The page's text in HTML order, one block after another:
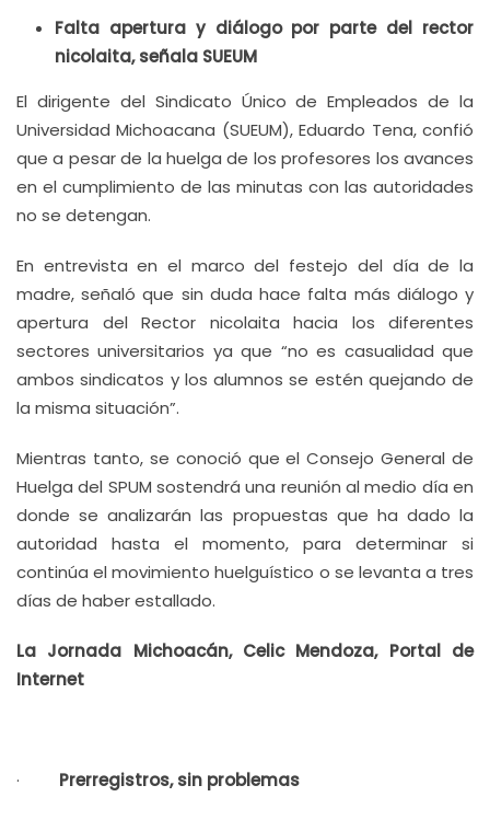
Falta apertura y diálogo por parte del rector
nicolaita, señala SUEUM
El dirigente del Sindicato Único de Empleados de la
Universidad Michoacana (SUEUM), Eduardo Tena, confió
que a pesar de la huelga de los profesores los avances
en el cumplimiento de las minutas con las autoridades
no se detengan.
En entrevista en el marco del festejo del día de la
madre, señaló que sin duda hace falta más diálogo y
apertura del Rector nicolaita hacia los diferentes
sectores universitarios ya que “no es casualidad que
ambos sindicatos y los alumnos se estén quejando de
la misma situación”.
Mientras tanto, se conoció que el Consejo General de
Huelga del SPUM sostendrá una reunión al medio día en
donde se analizarán las propuestas que ha dado la
autoridad hasta el momento, para determinar si
continúa el movimiento huelguístico o se levanta a tres
días de haber estallado.
La Jornada Michoacán, Celic Mendoza, Portal de
Internet
· Prerregistros, sin problemas